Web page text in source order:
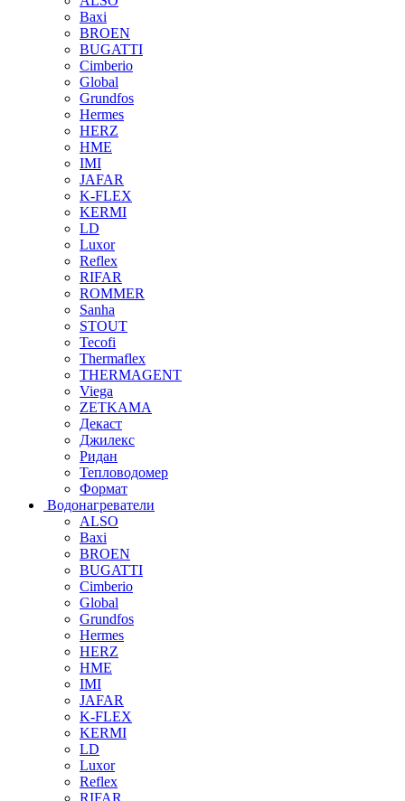
Baxi
BROEN
BUGATTI
Cimberio
Global
Grundfos
Hermes
HERZ
HME
IMI
JAFAR
K-FLEX
KERMI
LD
Luxor
Reflex
RIFAR
ROMMER
Sanha
STOUT
Tecofi
Thermaflex
THERMAGENT
Viega
ZETKAMA
Декаст
Джилекс
Ридан
Тепловодомер
Формат
Водонагреватели
ALSO
Baxi
BROEN
BUGATTI
Cimberio
Global
Grundfos
Hermes
HERZ
HME
IMI
JAFAR
K-FLEX
KERMI
LD
Luxor
Reflex
RIFAR